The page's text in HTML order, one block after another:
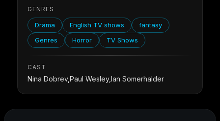
GENRES
Drama English TV shows
fantasy
Genres
Horror TV Shows
CAST
Nina Dobrev,Paul Wesley,Ian Somerhalder